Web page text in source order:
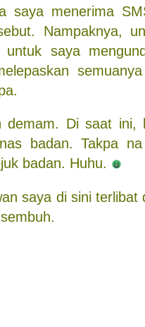
saya menerima
Nampaknya,
untuk saya
demam. Di saat ini,
badan. Takpa
badan. Huhu.
saya di sini terlibat